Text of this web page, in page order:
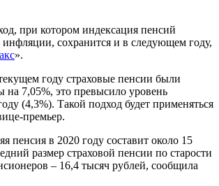
при котором индексация пенсий
сохранится и в следующем году,
».
году страховые пенсии были
на 7,05%, это превысило уровень
(4,3%). Такой подход будет применяться
премьер.
пенсия в 2020 году составит около 15
размер страховой пенсии по старости
– 16,4 тысяч рублей, сообщила